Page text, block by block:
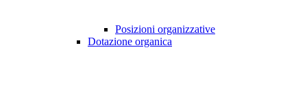
Posizioni organizzative
Dotazione organica